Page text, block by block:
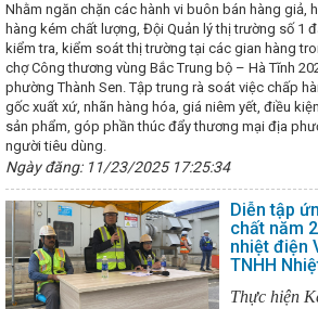
thôn; chuyển đổi số và phổ biến chính
hỗ trợ Hà Tĩnh 15 xe cứu thương với trang
báo cáo trước Quốc hội về dự thảo
Bí thư Tô Lâm tại Hội nghị toàn quốc quán
Cơ hội hợp tác của Doanh nghiệp Hà
6 tỉnh khu vực Bắc Trung bộ của Việt
Lào và Vương quốc Thái Lan
Công
thành bão
quy định về lập và phê duyệt kế hoạch
hoàn thành mục tiêu cắt giảm, đơn
Nhận diện và phòng chống lừa đảo trực
Cụm công nghiệp Quang Diệm với quy mô
phối hợp với Báo Nhân dân tổ chức Lễ
Việt Nam
Thúc đẩy hành chính số, Hà
Sau năm 2025, mỗi người dân Việt Nam
Nhằm ngăn chặn các hành vi buôn bán hàng giả,
hàng kém chất lượng, Đội Quản lý thị trường số 1
kiểm tra, kiểm soát thị trường tại các gian hàng
chợ Công thương vùng Bắc Trung bộ – Hà Tĩnh
phường Thành Sen. Tập trung rà soát việc chấp
gốc xuất xứ, nhãn hàng hóa, giá niêm yết, điều
sản phẩm, góp phần thúc đẩy thương mại địa
người tiêu dùng.
Ngày đăng: 11/23/2025 17:25:34
Diễn tập
chất năm
nhiệt điện
TNHH
Thực hiện